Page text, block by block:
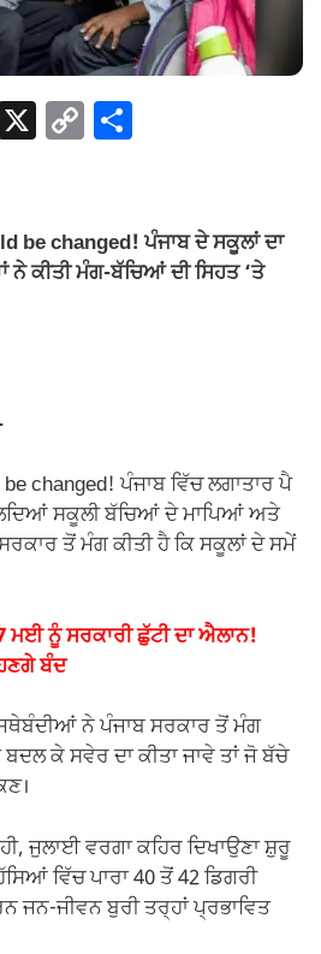
X C
y
Li
e
be changed! ਪੰਜਾਬ ਦੇ ਸਕੂਲਾਂ ਦਾ
ਨੇ ਕੀਤੀ ਮੰਗ-ਬੱਚਿਆਂ ਦੀ ਸਿਹਤ ‘ਤੇ
changed! ਪੰਜਾਬ ਵਿੱਚ ਲਗਾਤਾਰ ਪੈ
ਸਕੂਲੀ ਬੱਚਿਆਂ ਦੇ ਮਾਪਿਆਂ ਅਤੇ
ਤੋਂ ਮੰਗ ਕੀਤੀ ਹੈ ਕਿ ਸਕੂਲਾਂ ਦੇ ਸਮੇਂ
ਮਈ ਨੂੰ ਸਰਕਾਰੀ ਛੁੱਟੀ ਦਾ ਐਲਾਨ!
ਬੰਦ
ਨੇ ਪੰਜਾਬ ਸਰਕਾਰ ਤੋਂ ਮੰਗ
ਬਦਲ ਕੇ ਸਵੇਰ ਦਾ ਕੀਤਾ ਜਾਵੇ ਤਾਂ ਜੋ ਬੱਚੇ
ਜੁਲਾਈ ਵਰਗਾ ਕਹਿਰ ਦਿਖਾਉਣਾ ਸ਼ੁਰੂ
ਵਿੱਚ ਪਾਰਾ 40 ਤੋਂ 42 ਡਿਗਰੀ
ਜਨ-ਜੀਵਨ ਬੁਰੀ ਤਰ੍ਹਾਂ ਪ੍ਰਭਾਵਿਤ